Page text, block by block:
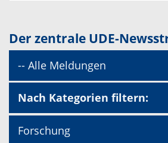
Der zentrale UDE-
-- Alle Meldungen
Nach Kategorien filtern:
Forschung